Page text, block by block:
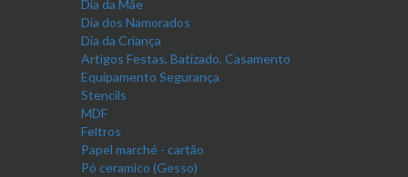
Dia da Mãe
Dia dos Namorados
Dia da Criança
Artigos Festas, Batizado, Casamento
Equipamento Segurança
Stencils
MDF
Feltros
Papel marché - cartão
Pó ceramico (Gesso)